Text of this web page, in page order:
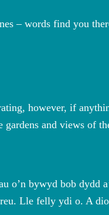
– words find you
however, if
and views of
o’n bywyd bob dydd
Lle felly ydi o. A